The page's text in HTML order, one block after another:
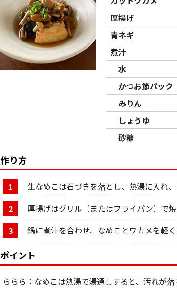
厚揚げ
青ネギ
煮汁
水
かつお節パック
みりん
しょうゆ
砂糖
作り方
1
生なめこは石づきを落とし、熱湯に入れ
2
厚揚げはグリル（またはフライパン）で
3
鍋に煮汁を合わせ、なめことワカメを軽
ポイント
ららら：なめこは熱湯で湯通しすると、汚れが落